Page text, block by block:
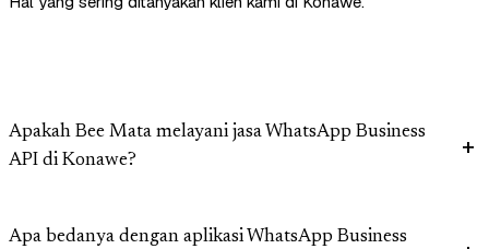
Apakah Bee Mata melayani jasa WhatsApp Business
API di Konawe?
Apa bedanya dengan aplikasi WhatsApp Business